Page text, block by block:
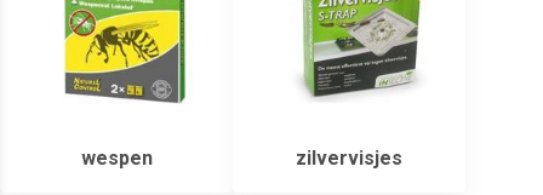
wespen zilvervisjes